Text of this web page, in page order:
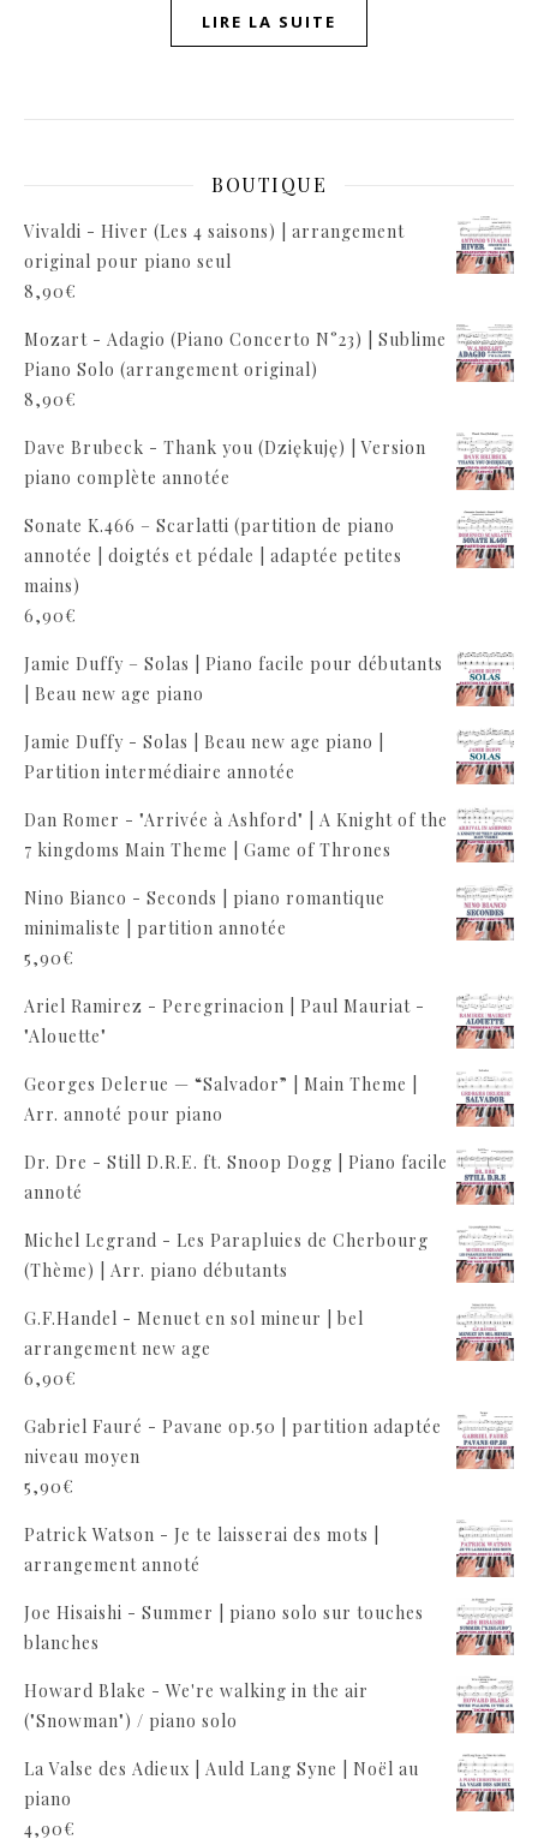
LIRE LA SUITE
BOUTIQUE
Vivaldi - Hiver (Les 4 saisons) | arrangement
original pour piano seul
8,90€
Mozart - Adagio (Piano Concerto N°23) | Sublime
Piano Solo (arrangement original)
8,90€
Dave Brubeck - Thank you (Dziękuję) | Version
piano complète annotée
Sonate K.466 – Scarlatti (partition de piano
annotée | doigtés et pédale | adaptée petites
mains)
6,90€
Jamie Duffy – Solas | Piano facile pour débutants
| Beau new age piano
Jamie Duffy - Solas | Beau new age piano |
Partition intermédiaire annotée
Dan Romer - "Arrivée à Ashford" | A Knight of the
7 kingdoms Main Theme | Game of Thrones
Nino Bianco - Seconds | piano romantique
minimaliste | partition annotée
5,90€
Ariel Ramirez - Peregrinacion | Paul Mauriat -
"Alouette"
Georges Delerue — “Salvador” | Main Theme |
Arr. annoté pour piano
Dr. Dre - Still D.R.E. ft. Snoop Dogg | Piano facile
annoté
Michel Legrand - Les Parapluies de Cherbourg
(Thème) | Arr. piano débutants
G.F.Handel - Menuet en sol mineur | bel
arrangement new age
6,90€
Gabriel Fauré - Pavane op.50 | partition adaptée
niveau moyen
5,90€
Patrick Watson - Je te laisserai des mots |
arrangement annoté
Joe Hisaishi - Summer | piano solo sur touches
blanches
Howard Blake - We're walking in the air
("Snowman") / piano solo
La Valse des Adieux | Auld Lang Syne | Noël au
piano
4,90€